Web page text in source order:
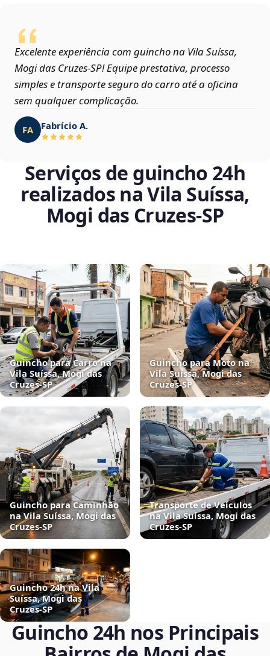
Excelente experiência com guincho na Vila Suíssa,
Mogi das Cruzes‑SP! Equipe prestativa, processo
simples e transporte seguro do carro até a oficina
sem qualquer complicação.
FA Fabrício A.
Serviços de guincho 24h
realizados na Vila Suíssa,
Mogi das Cruzes‑SP
Guincho para Carro na
Vila Suíssa, Mogi das
Cruzes‑SP
Guincho para Moto na
Vila Suíssa, Mogi das
Cruzes‑SP
Guincho para Caminhão
na Vila Suíssa, Mogi das
Cruzes‑SP
Transporte de Veículos
na Vila Suíssa, Mogi das
Cruzes‑SP
Guincho 24h na Vila
Suíssa, Mogi das
Cruzes‑SP
Guincho 24h nos Principais